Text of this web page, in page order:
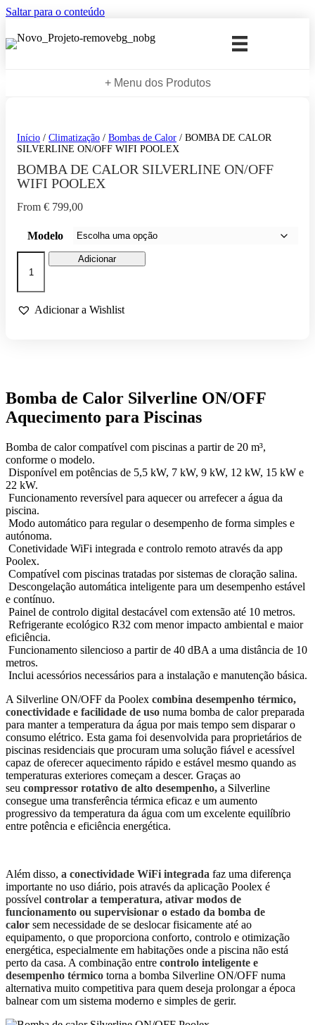
Saltar para o conteúdo
+ Menu dos Produtos
Início / Climatização / Bombas de Calor / BOMBA DE CALOR
SILVERLINE ON/OFF WIFI POOLEX
BOMBA DE CALOR SILVERLINE ON/OFF
WIFI POOLEX
From € 799,00
Modelo
Quantidade
DE
CALOR
Adicionar
Adicionar a Wishlist
Bomba de Calor Silverline ON/OFF
Aquecimento para Piscinas
Bomba de calor compatível com piscinas a partir de 20 m³,
conforme o modelo.
Disponível em potências de 5,5 kW, 7 kW, 9 kW, 12 kW, 15 kW e
22 kW.
Funcionamento reversível para aquecer ou arrefecer a água da
piscina.
Modo automático para regular o desempenho de forma simples e
autónoma.
Conetividade WiFi integrada e controlo remoto através da app
Poolex.
Compatível com piscinas tratadas por sistemas de cloração salina.
Descongelação automática inteligente para um desempenho estável
e contínuo.
Painel de controlo digital destacável com extensão até 10 metros.
Refrigerante ecológico R32 com menor impacto ambiental e maior
eficiência.
Funcionamento silencioso a partir de 40 dBA a uma distância de 10
metros.
Inclui acessórios necessários para a instalação e manutenção básica.
A Silverline ON/OFF da Poolex combina desempenho térmico,
conectividade e facilidade de uso numa bomba de calor preparada
para manter a temperatura da água por mais tempo sem disparar o
consumo elétrico. Esta gama foi desenvolvida para proprietários de
piscinas residenciais que procuram uma solução fiável e acessível
capaz de oferecer aquecimento rápido e estável mesmo quando as
temperaturas exteriores começam a descer. Graças ao
seu compressor rotativo de alto desempenho, a Silverline
consegue uma transferência térmica eficaz e um aumento
progressivo da temperatura da água com um excelente equilíbrio
entre potência e eficiência energética.
Além disso, a conectividade WiFi integrada faz uma diferença
importante no uso diário, pois através da aplicação Poolex é
possível controlar a temperatura, ativar modos de
funcionamento ou supervisionar o estado da bomba de
calor sem necessidade de se deslocar fisicamente até ao
equipamento, o que proporciona conforto, controlo e otimização
energética, especialmente em habitações onde a piscina não está
perto da casa. A combinação entre controlo inteligente e
desempenho térmico torna a bomba Silverline ON/OFF numa
alternativa muito competitiva para quem deseja prolongar a época
balnear com um sistema moderno e simples de gerir.